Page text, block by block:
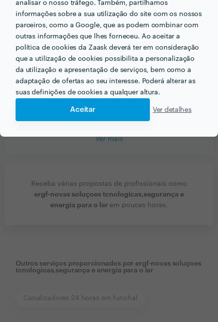
analisar o nosso tráfego. Também, partilhamos
informações sobre a sua utilização do site com os nossos
parceiros, como a Google, que as podem combinar com
outras informações que lhes forneceu. Ao aceitar a
política de cookies da Zaask deverá ter em consideração
que a utilização de cookies possibilita a personalização
da utilização e apresentação de serviços, bem como a
adaptação de ofertas ao seu interesse. Poderá alterar as
suas definições de cookies a qualquer altura.
Aceitar Ver detalhes
Pratica no dia a dia e no conhecimento
Que conselhos daria a alguém que quer contratar
profissionais do seu sector? Há algo fundamental a ter
em conta?
Ver mais
Receba várias propostas de profissionais como
ergf-novas soluçoes tcnologicas,segurança e
energia para o lar em poucas horas.
Outros serviços proporcionados por ergf-novas soluçoes
tcnologicas,segurança e energia para o lar
Canalizadores 24 horas em funchal